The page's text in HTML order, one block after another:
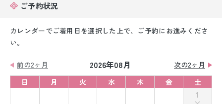
ご予約状況
カレンダーでご着用日を選択した上で、ご予約にお進みくださ
い。
前の2ヶ月 2026年08月
次の2ヶ月
日
月 火 水 木 金 土
1